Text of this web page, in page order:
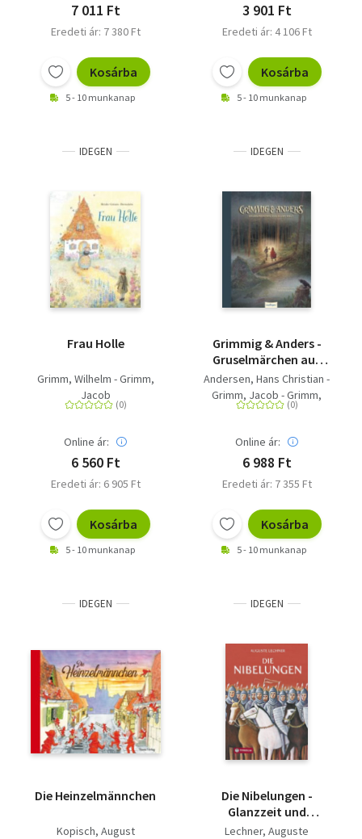
7 011 Ft
Eredeti ár: 7 380 Ft
Kosárba
5 - 10 munkanap
3 901 Ft
Eredeti ár: 4 106 Ft
Kosárba
5 - 10 munkanap
IDEGEN
Frau Holle
Grimm, Wilhelm - Grimm,
Jacob
Online ár:
6 560 Ft
Eredeti ár: 6 905 Ft
Kosárba
5 - 10 munkanap
IDEGEN
Grimmig & Anders -
Gruselmärchen aus
aller Welt
Andersen, Hans Christian -
Grimm, Jacob - Grimm,
Wilhelm
Online ár:
6 988 Ft
Eredeti ár: 7 355 Ft
Kosárba
5 - 10 munkanap
IDEGEN
Die Heinzelmännchen
Kopisch, August
IDEGEN
Die Nibelungen -
Glanzzeit und
Untergang eines
Lechner, Auguste